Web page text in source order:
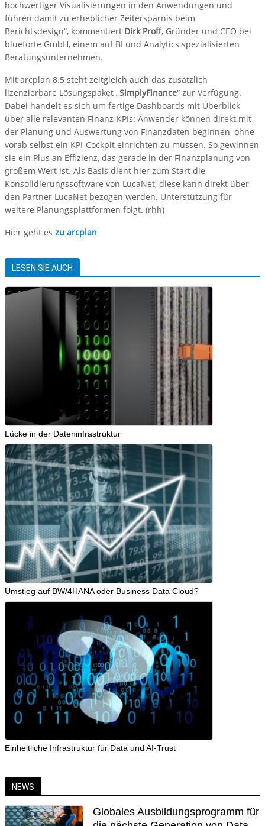
hochwertiger Visualisierungen in den Anwendungen und
führen damit zu erheblicher Zeitersparnis beim
Berichtsdesign“, kommentiert Dirk Proff, Gründer und CEO bei
blueforte GmbH, einem auf BI und Analytics spezialisierten
Beratungsunternehmen.
Mit arcplan 8.5 steht zeitgleich auch das zusätzlich
lizenzierbare Lösungspaket „SimplyFinance“ zur Verfügung.
Dabei handelt es sich um fertige Dashboards mit Überblick
über alle relevanten Finanz-KPIs: Anwender können direkt mit
der Planung und Auswertung von Finanzdaten beginnen, ohne
vorab selbst ein KPI-Cockpit einrichten zu müssen. So gewinnen
sie ein Plus an Effizienz, das gerade in der Finanzplanung von
großem Wert ist. Als Basis dient hier zum Start die
Konsolidierungssoftware von LucaNet, diese kann direkt über
den Partner LucaNet bezogen werden. Unterstützung für
weitere Planungsplattformen folgt. (rhh)
Hier geht es zu arcplan
LESEN SIE AUCH
Lücke in der Dateninfrastruktur
Umstieg auf BW/4HANA oder Business Data Cloud?
Einheitliche Infrastruktur für Data und AI-Trust
NEWS
Globales Ausbildungsprogramm für